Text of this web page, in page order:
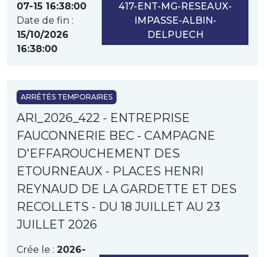
07-15 16:38:00
Date de fin :
15/10/2026
16:38:00
417-ENT-MG-RESEAUX-
IMPASSE-ALBIN-
DELPUECH
ARRÊTÉS TEMPORAIRES
ARI_2026_422 - ENTREPRISE
FAUCONNERIE BEC - CAMPAGNE
D'EFFAROUCHEMENT DES
ETOURNEAUX - PLACES HENRI
REYNAUD DE LA GARDETTE ET DES
RECOLLETS - DU 18 JUILLET AU 23
JUILLET 2026
Crée le : 2026-